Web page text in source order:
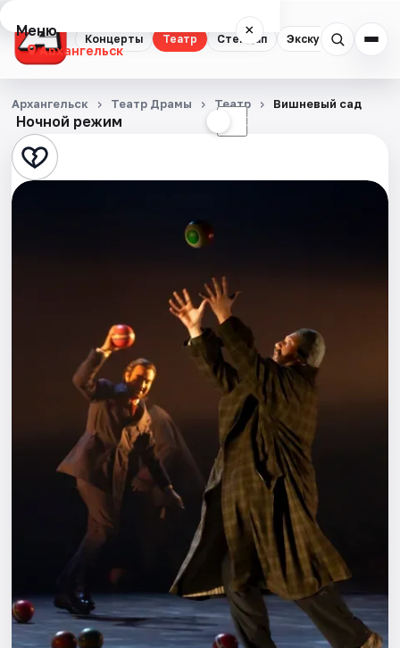
Концерты Театр Стендап Экскурсии
Меню ×
Архангельск
Концерты
Театр
Стендап
Площадки
Артисты
Рейтинги
Ночной режим ☾
Архангельск Театр Драмы Театр Вишневый сад